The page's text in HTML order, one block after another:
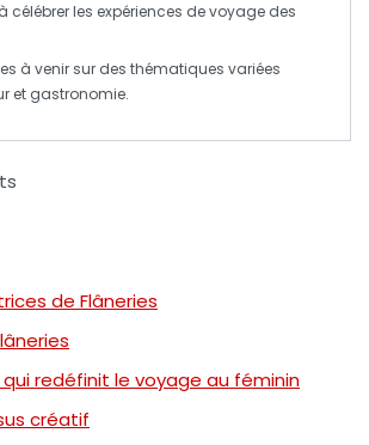
célébrer les expériences de voyage des
à venir sur des thématiques variées
et gastronomie.
de Flâneries
qui redéfinit le voyage au féminin
créatif